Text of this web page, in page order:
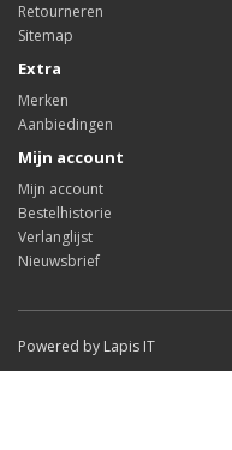
Retourneren
Sitemap
Extra
Merken
Aanbiedingen
Mijn account
Mijn account
Bestelhistorie
Verlanglijst
Nieuwsbrief
Powered by Lapis IT